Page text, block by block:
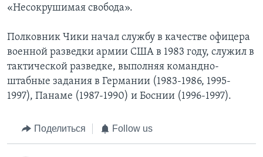
«Несокрушимая свобода».
Полковник Чики начал службу в качестве офицера
военной разведки армии США в 1983 году, служил в
тактической разведке, выполняя командно-
штабные задания в Германии (1983-1986, 1995-
1997), Панаме (1987-1990) и Боснии (1996-1997).
Поделиться Follow us